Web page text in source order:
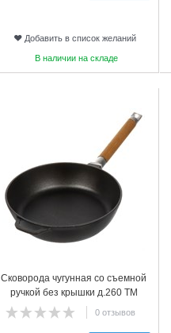
Добавить в список желаний
В наличии на складе
Сковорода чугунная со съемной
ручкой без крышки д.260 ТМ
ГАРДАРИКА, 0326
0 отзывов